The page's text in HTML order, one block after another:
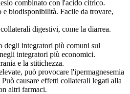
combinato con l'acido citrico.
e biodisponibilità. Facile da trovare,
digestivi, come la diarrea.
degli integratori più comuni sul
integratori più economici.
e la stitichezza.
può provocare l'ipermagnesemia
causare effetti collaterali legati alla
altri farmaci.